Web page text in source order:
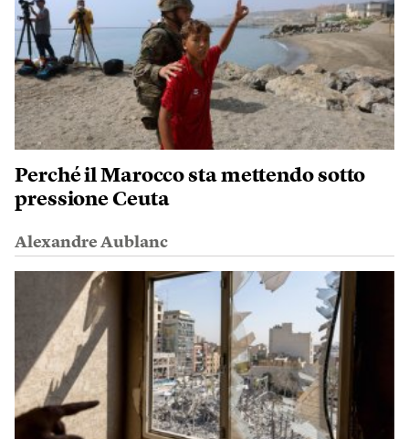
Perché il Marocco sta mettendo sotto
pressione Ceuta
Alexandre Aublanc